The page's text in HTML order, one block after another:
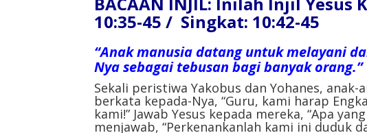
10:35-45 / Singkat: 10:42-45
“Anak manusia datang untuk melayani
Nya sebagai tebusan bagi banyak orang.”
Sekali peristiwa Yakobus dan Yohanes, anak-
berkata kepada-Nya, “Guru, kami harap
kami!” Jawab Yesus kepada mereka, “Apa
menjawab, “Perkenankanlah kami ini duduk